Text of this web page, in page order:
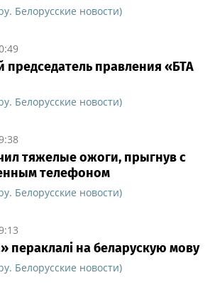
Белорусские новости)
председатель правления «БТА
Белорусские новости)
тяжелые ожоги, прыгнув с
телефоном
Белорусские новости)
пераклалі на беларускую мову
Белорусские новости)